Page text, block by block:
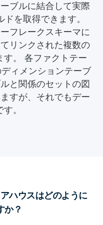
ブルに結合して実際
を取得できます。
フレークスキーマに
リンクされた複数の
す。 各ファクトテー
ィメンションテーブ
と関係のセットの図
すが、それでもデー
す。
ハウスはどのように
か？